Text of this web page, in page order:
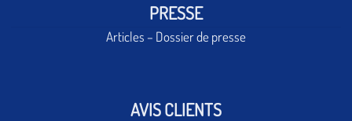
PRESSE
Articles – Dossier de presse
AVIS CLIENTS